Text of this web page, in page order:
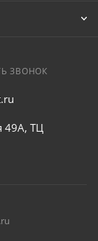
ЗВОНОК
49А, ТЦ